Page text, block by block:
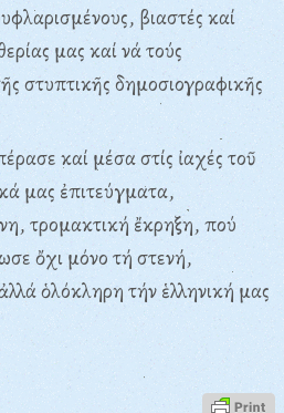
βιαστές καί
μας καί νά τούς
στυπτικῆς δημοσιογραφικῆς
καί μέσα στίς ἰαχές τοῦ
μας ἐπιτεύγματα,
τρομακτική ἔκρηξη, πού
ὄχι μόνο τή στενή,
ὁλόκληρη τήν ἑλληνική μας